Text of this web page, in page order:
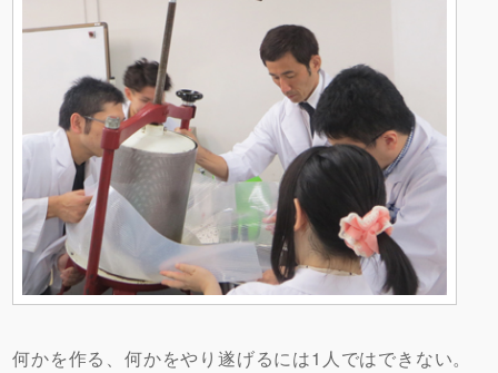
何かを作る、何かをやり遂げるには1人ではできない。